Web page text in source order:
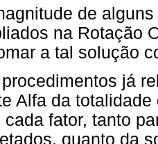
de
na Rotação
a tal solução
já
Alfa da
cada fator, tanto
quanto da